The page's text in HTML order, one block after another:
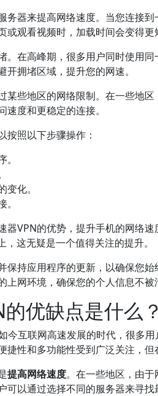
务器来提高网络速度。当您连接
观看视频时，加载时间会变得更
。在高峰期，很多用户同时使用
拥堵区域，提升您的网速。
某些地区的网络限制。在一些地
度和更稳定的连接。
按照以下步骤操作：
化。
器VPN的优势，提升手机的网络
这无疑是一个值得关注的提升。
保持应用程序的更新，以确保您
网环境，确保您的个人信息不被
优缺点是什么？
今互联网高速发展的时代，很多
性和多功能性受到广泛关注，但
提高网络速度。在一些地区，由
可以通过选择不同的服务器来寻